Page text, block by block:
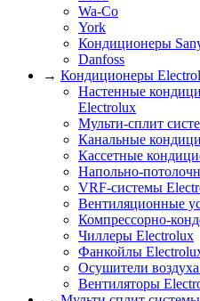
Wa-Co
York
Кондиционеры
Danfoss
→ Кондиционеры
Настенные
Electrolux
Мульти-сплит
Канальные
Кассетные
Напольно-
VRF-системы
Вентиляционные
Компрессорно-
Чиллеры Electrolux
Фанкойлы
Осушители
Вентиляторы